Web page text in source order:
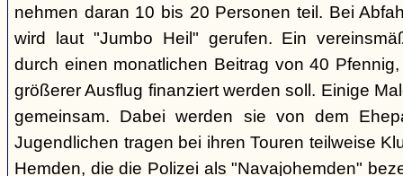
nehmen daran 10 bis 20 Personen teil. Bei
wird laut "Jumbo Heil" gerufen. Ein
durch einen monatlichen Beitrag von 40
größerer Ausflug finanziert werden soll. Einige
gemeinsam. Dabei werden sie von dem
Jugendlichen tragen bei ihren Touren teilweise
Hemden, die die Polizei als "Navajohemden"